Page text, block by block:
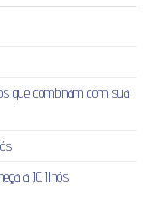
que combinam com sua
a JC Ilhós